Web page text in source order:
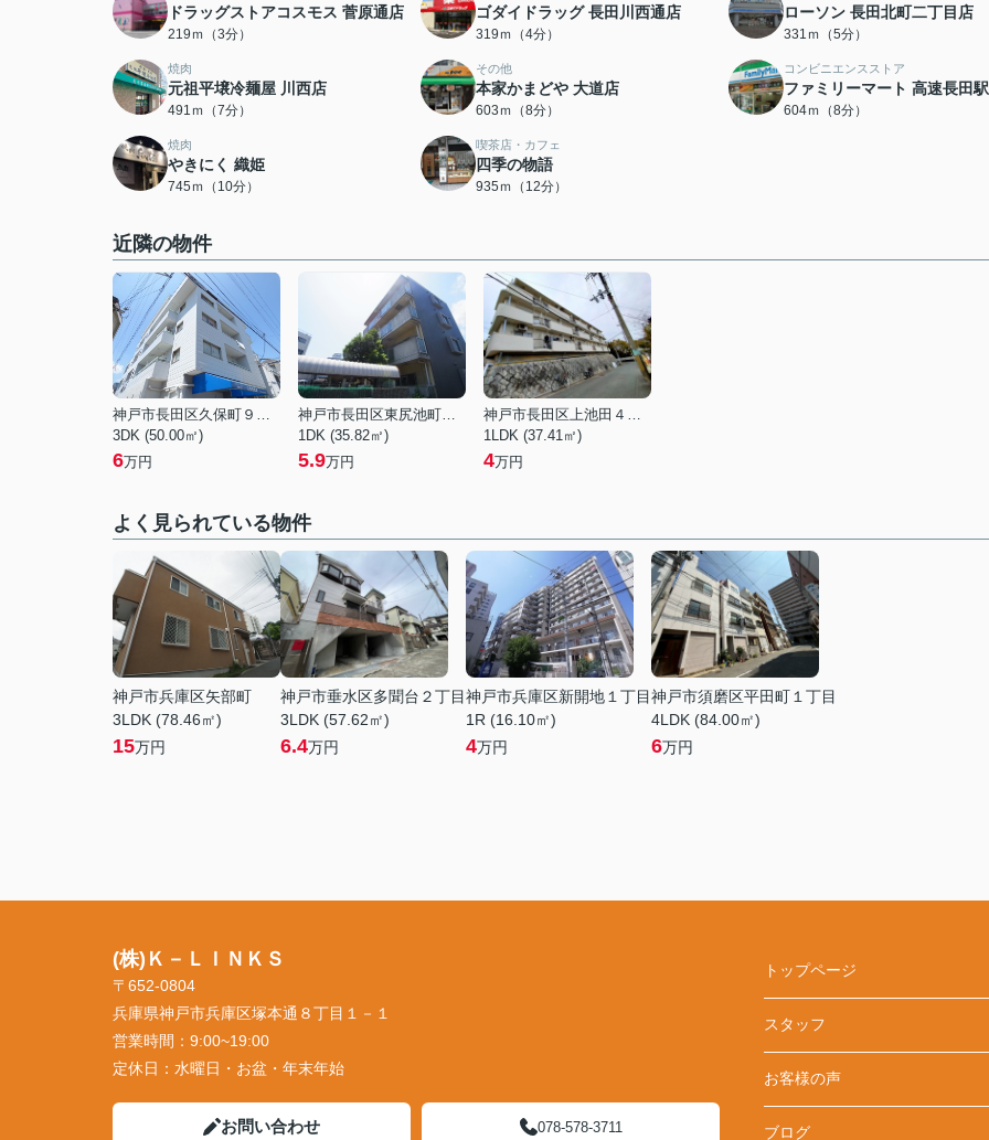
ドラッグストアコスモス 菅原通店
219ｍ（3分）
ゴダイドラッグ 長田川西通店
319ｍ（4分）
ローソン 長田北町二丁目店
331ｍ（5分）
焼肉
元祖平壌冷麺屋 川西店
491ｍ（7分）
その他
本家かまどや 大道店
603ｍ（8分）
コンビニエンスストア
ファミリーマート 高速長田
604ｍ（8分）
焼肉
やきにく 織姫
745ｍ（10分）
喫茶店・カフェ
四季の物語
935ｍ（12分）
近隣の物件
神戸市長田区久保町９丁目
3DK (50.00㎡)
6万円
神戸市長田区東尻池町２丁目
1DK (35.82㎡)
5.9万円
神戸市長田区上池田４丁目
1LDK (37.41㎡)
4万円
よく見られている物件
神戸市兵庫区矢部町
3LDK (78.46㎡)
15万円
神戸市垂水区多聞台２丁目
3LDK (57.62㎡)
6.4万円
神戸市兵庫区新開地１丁目
1R (16.10㎡)
4万円
神戸市須磨区平田町１丁目
4LDK (84.00㎡)
6万円
(株)Ｋ－ＬＩＮＫＳ
〒652-0804
兵庫県神戸市兵庫区塚本通８丁目１－１
営業時間： 9:00~19:00
定休日： 水曜日・お盆・年末年始
お問い合わせ 078-578-3711
トップページ
スタッフ
お客様の声
ブログ